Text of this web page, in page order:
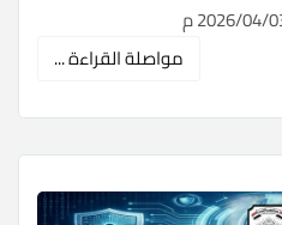
مواصلة القراءة ...